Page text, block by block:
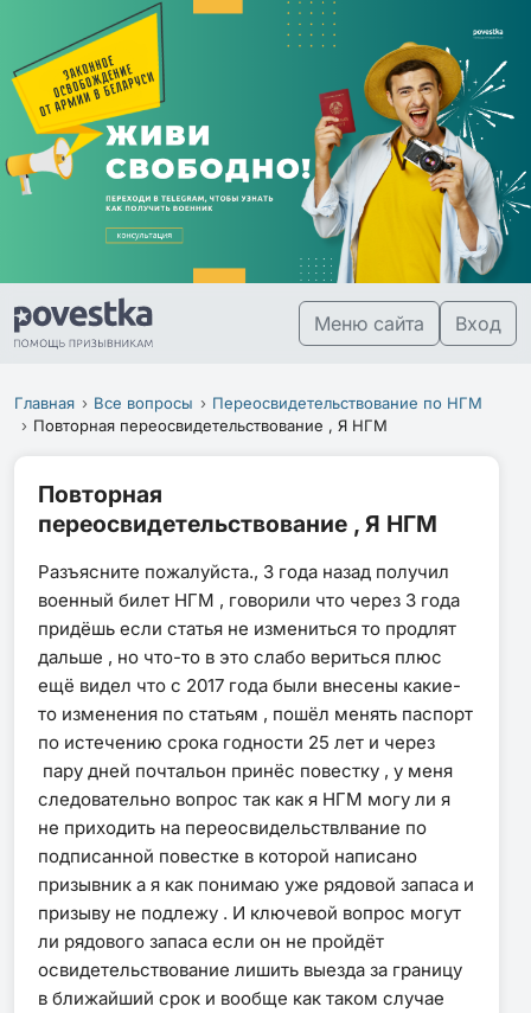
Меню сайта Вход
Главная Все вопросы
Переосвидетельствование по НГМ
Повторная переосвидетельствование , Я НГМ
Повторная
переосвидетельствование , Я НГМ
Разъясните пожалуйста., 3 года назад получил
военный билет НГМ , говорили что через 3 года
придёшь если статья не измениться то продлят
дальше , но что-то в это слабо вериться плюс
ещё видел что с 2017 года были внесены какие-
то изменения по статьям , пошёл менять паспорт
по истечению срока годности 25 лет и через
пару дней почтальон принёс повестку , у меня
следовательно вопрос так как я НГМ могу ли я
не приходить на переосвидельствлвание по
подписанной повестке в которой написано
призывник а я как понимаю уже рядовой запаса и
призыву не подлежу . И ключевой вопрос могут
ли рядового запаса если он не пройдёт
освидетельствование лишить выезда за границу
в ближайший срок и вообще как таком случае